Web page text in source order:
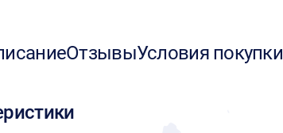
ОтзывыУсловия покупки